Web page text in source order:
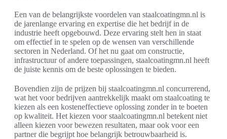
Een van de belangrijkste voordelen van staalcoatingmn.nl is
de jarenlange ervaring en expertise die het bedrijf in de
industrie heeft opgebouwd. Deze ervaring stelt hen in staat
om effectief in te spelen op de wensen van verschillende
sectoren in Nederland. Of het nu gaat om constructie,
infrastructuur of andere toepassingen, staalcoatingmn.nl heeft
de juiste kennis om de beste oplossingen te bieden.
Bovendien zijn de prijzen bij staalcoatingmn.nl concurrerend,
wat het voor bedrijven aantrekkelijk maakt om staalcoating te
kiezen als een kosteneffectieve oplossing zonder in te boeten
op kwaliteit. Het kiezen voor staalcoatingmn.nl betekent niet
alleen kiezen voor bewezen resultaten, maar ook voor een
partner die begrijpt hoe belangrijk betrouwbaarheid is.